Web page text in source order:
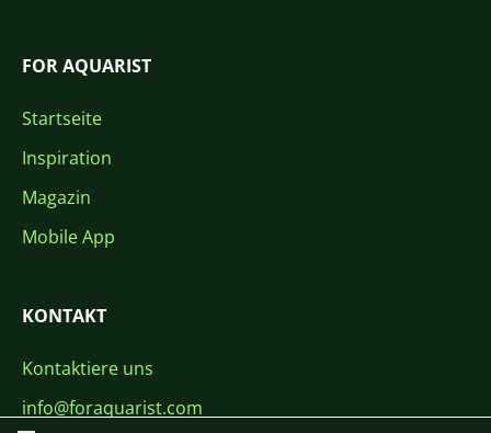
FOR AQUARIST
Startseite
Inspiration
Magazin
Mobile App
KONTAKT
Kontaktiere uns
info@foraquarist.com